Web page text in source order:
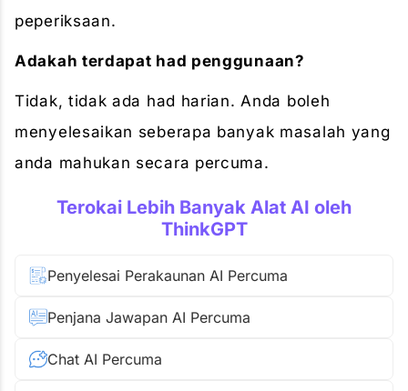
peperiksaan.
Adakah terdapat had penggunaan?
Tidak, tidak ada had harian. Anda boleh
menyelesaikan seberapa banyak masalah yang
anda mahukan secara percuma.
Terokai Lebih Banyak Alat AI oleh
ThinkGPT
Penyelesai Perakaunan AI Percuma
Penjana Jawapan AI Percuma
Chat AI Percuma